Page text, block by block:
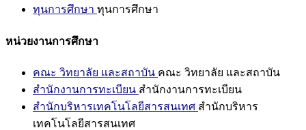
ทุนการศึกษา ทุนการศึกษา
หน่วยงานการศึกษา
คณะ วิทยาลัย และสถาบัน คณะ วิทยาลัย และสถาบัน
สำนักงานการทะเบียน สำนักงานการทะเบียน
สำนักบริหารเทคโนโลยีสารสนเทศ สำนักบริหาร
เทคโนโลยีสารสนเทศ